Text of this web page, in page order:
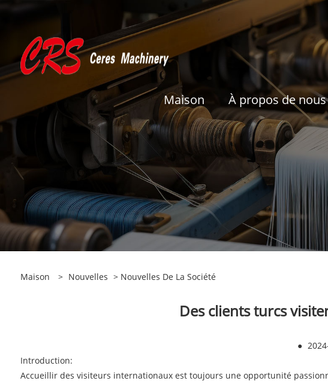
Maison À propos de nous
Maison > Nouvelles > Nouvelles De La Société
Des clients turcs
●
Introduction:
Accueillir des visiteurs internationaux est toujours une opportunité